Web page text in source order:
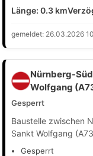
Länge: 0.3 km
gemeldet: 26.03.2026
Nürnberg-
Wolfgang
Gesperrt
Baustelle zwischen
Sankt Wolfgang
Gesperrt